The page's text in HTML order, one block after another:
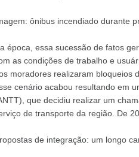
ônibus incendiado durante
época, essa sucessão de fatos
as condições de trabalho e
moradores realizaram bloqueios
cenário acabou resultando em
que decidiu realizar um
de transporte da região. De
de integração: um longo